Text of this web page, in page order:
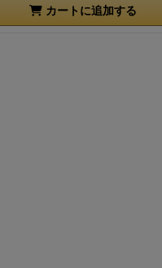
カートに追加する